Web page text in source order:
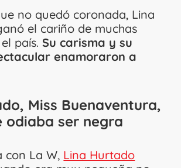
no quedó coronada, Lina
el cariño de muchas
país. Su carisma y su
enamoraron a
Miss Buenaventura,
odiaba ser negra
con La W, Lina Hurtado